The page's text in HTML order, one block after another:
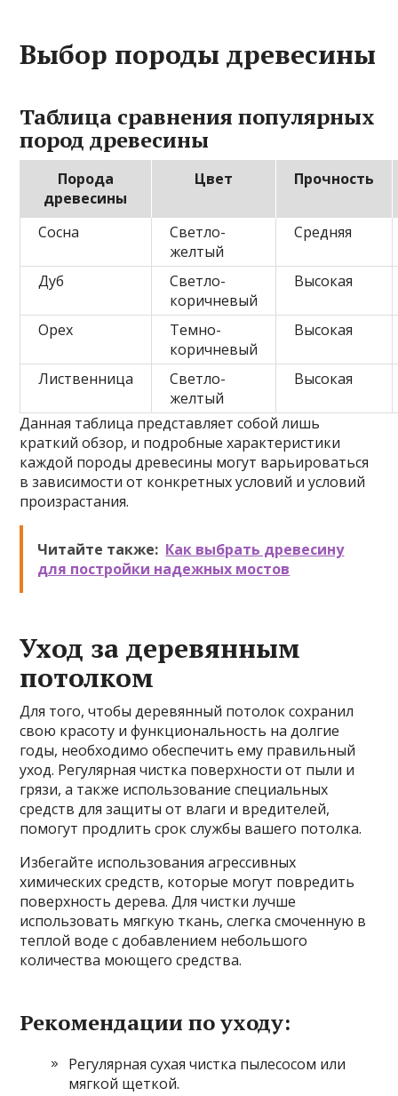
Выбор породы древесины
Таблица сравнения популярных
пород древесины
Порода
древесины
Цвет Прочность
Сосна
Светло-
желтый
Средняя
Дуб
Светло-
коричневый
Высокая
Орех
Темно-
коричневый
Высокая
Лиственница
Светло-
желтый
Высокая
Данная таблица представляет собой лишь
краткий обзор, и подробные характеристики
каждой породы древесины могут варьироваться
в зависимости от конкретных условий и условий
произрастания.
Читайте также: Как выбрать древесину
для постройки надежных мостов
Уход за деревянным
потолком
Для того, чтобы деревянный потолок сохранил
свою красоту и функциональность на долгие
годы, необходимо обеспечить ему правильный
уход. Регулярная чистка поверхности от пыли и
грязи, а также использование специальных
средств для защиты от влаги и вредителей,
помогут продлить срок службы вашего потолка.
Избегайте использования агрессивных
химических средств, которые могут повредить
поверхность дерева. Для чистки лучше
использовать мягкую ткань, слегка смоченную в
теплой воде с добавлением небольшого
количества моющего средства.
Рекомендации по уходу:
Регулярная сухая чистка пылесосом или
мягкой щеткой.